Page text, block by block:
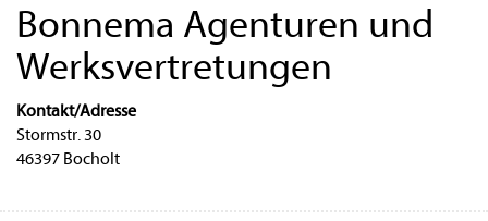
Bonnema Agenturen und
Werksvertretungen
Kontakt/Adresse
Stormstr. 30
46397 Bocholt